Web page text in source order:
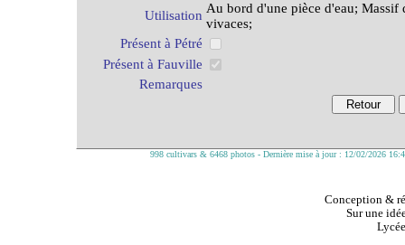
Utilisation Au bord d'une pièce d'eau; Massif
vivaces;
Présent à Pétré
Présent à Fauville
Remarques
998 cultivars & 6468 photos - Dernière mise à jour : 12/02/2026
Conception &
Sur une